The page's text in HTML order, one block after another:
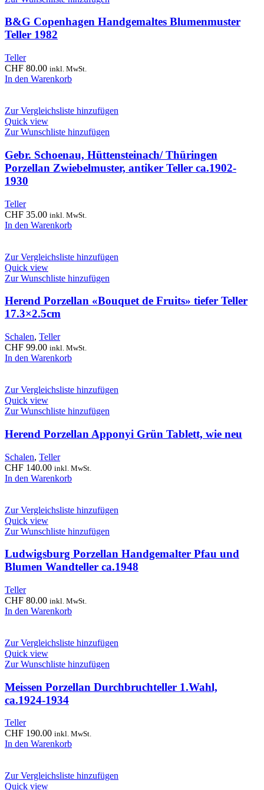
B&G Copenhagen Handgemaltes Blumenmuster
Teller 1982
Teller
CHF 80.00 inkl. MwSt.
In den Warenkorb
Zur Vergleichsliste hinzufügen
Quick view
Zur Wunschliste hinzufügen
Gebr. Schoenau, Hüttensteinach/ Thüringen
Porzellan Zwiebelmuster, antiker Teller ca.1902-
1930
Teller
CHF 35.00 inkl. MwSt.
In den Warenkorb
Zur Vergleichsliste hinzufügen
Quick view
Zur Wunschliste hinzufügen
Herend Porzellan «Bouquet de Fruits» tiefer Teller
17.3×2.5cm
Schalen, Teller
CHF 99.00 inkl. MwSt.
In den Warenkorb
Zur Vergleichsliste hinzufügen
Quick view
Zur Wunschliste hinzufügen
Herend Porzellan Apponyi Grün Tablett, wie neu
Schalen, Teller
CHF 140.00 inkl. MwSt.
In den Warenkorb
Zur Vergleichsliste hinzufügen
Quick view
Zur Wunschliste hinzufügen
Ludwigsburg Porzellan Handgemalter Pfau und
Blumen Wandteller ca.1948
Teller
CHF 80.00 inkl. MwSt.
In den Warenkorb
Zur Vergleichsliste hinzufügen
Quick view
Zur Wunschliste hinzufügen
Meissen Porzellan Durchbruchteller 1.Wahl,
ca.1924-1934
Teller
CHF 190.00 inkl. MwSt.
In den Warenkorb
Zur Vergleichsliste hinzufügen
Quick view